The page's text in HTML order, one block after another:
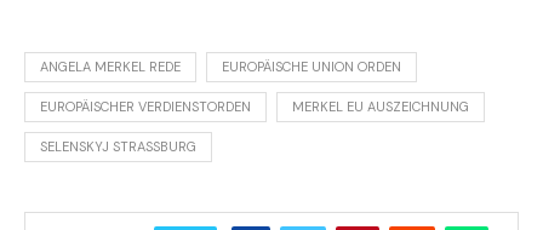
ANGELA MERKEL REDE EUROPÄISCHE UNION ORDEN
EUROPÄISCHER VERDIENSTORDEN MERKEL EU AUSZEICHNUNG
SELENSKYJ STRASSBURG